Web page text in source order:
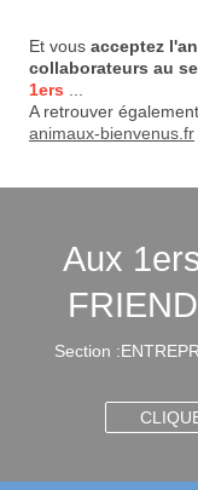
Et vous acceptez
collaborateurs au
1ers
A retrouver
animaux-bienvenus.fr
Aux
Section